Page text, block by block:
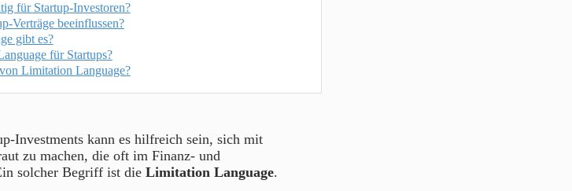
für Startup-Investoren?
Verträge beeinflussen?
gibt es?
für Startups?
Limitation Language?
Investments kann es hilfreich sein, sich mit
zu machen, die oft im Finanz- und
solcher Begriff ist die Limitation Language.